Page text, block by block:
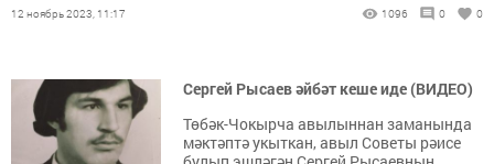
12 ноябрь 2023, 11:17 1096 0 0
Сергей Рысаев әйбәт кеше иде (ВИДЕО)
Төбәк-Чокырча авылыннан заманында
мәктәптә укыткан, авыл Советы рәисе